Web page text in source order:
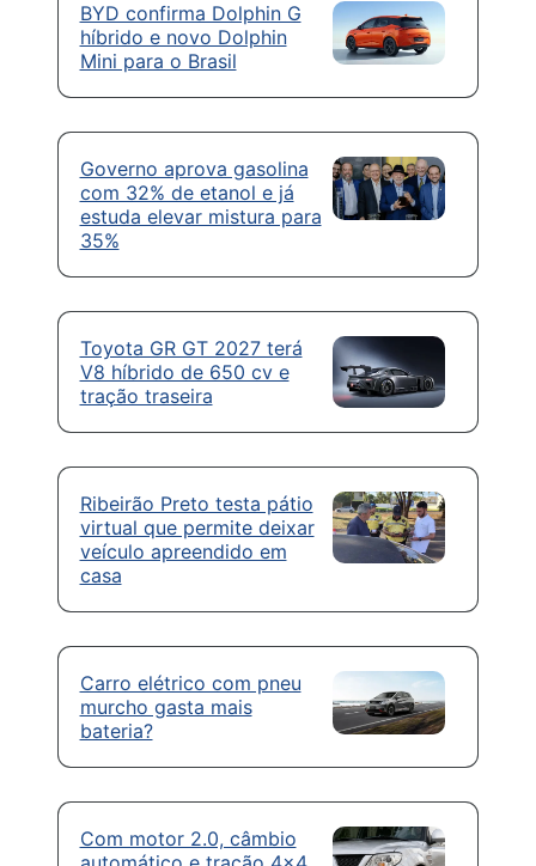
BYD confirma Dolphin G
híbrido e novo Dolphin
Mini para o Brasil
Governo aprova gasolina
com 32% de etanol e já
estuda elevar mistura para
35%
Toyota GR GT 2027 terá
V8 híbrido de 650 cv e
tração traseira
Ribeirão Preto testa pátio
virtual que permite deixar
veículo apreendido em
casa
Carro elétrico com pneu
murcho gasta mais
bateria?
Com motor 2.0, câmbio